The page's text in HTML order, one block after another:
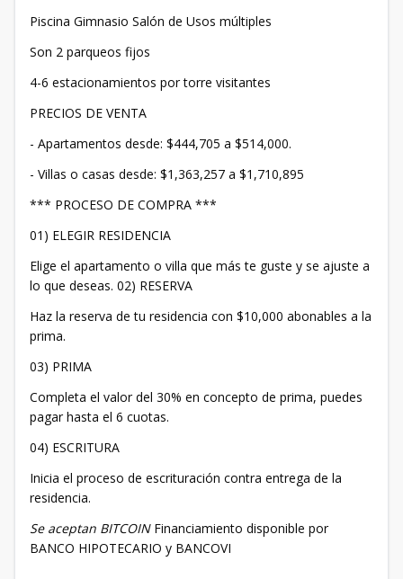
Piscina Gimnasio Salón de Usos múltiples
Son 2 parqueos fijos
4-6 estacionamientos por torre visitantes
PRECIOS DE VENTA
- Apartamentos desde: $444,705 a $514,000.
- Villas o casas desde: $1,363,257 a $1,710,895
*** PROCESO DE COMPRA ***
01) ELEGIR RESIDENCIA
Elige el apartamento o villa que más te guste y se ajuste a
lo que deseas. 02) RESERVA
Haz la reserva de tu residencia con $10,000 abonables a la
prima.
03) PRIMA
Completa el valor del 30% en concepto de prima, puedes
pagar hasta el 6 cuotas.
04) ESCRITURA
Inicia el proceso de escrituración contra entrega de la
residencia.
Se aceptan BITCOIN Financiamiento disponible por
BANCO HIPOTECARIO y BANCOVI